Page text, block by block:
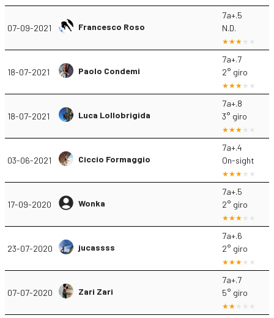
07-09-2021 Francesco Roso
7a+.5
N.D.
18-07-2021 Paolo Condemi
7a+.7
2° giro
18-07-2021 Luca Lollobrigida
7a+.8
3° giro
03-06-2021 Ciccio Formaggio
7a+.4
On-sight
17-09-2020 Wonka
7a+.5
2° giro
23-07-2020 jucassss
7a+.6
2° giro
07-07-2020 Zari Zari
7a+.7
5° giro